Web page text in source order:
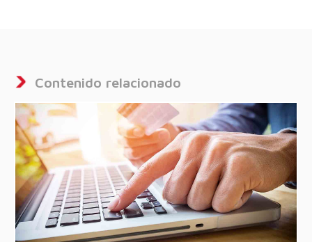
Contenido relacionado